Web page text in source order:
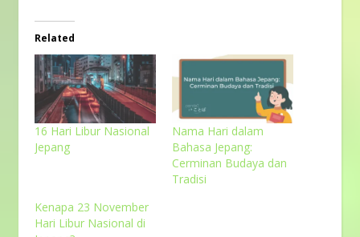
Related
16 Hari Libur Nasional
Jepang
Nama Hari dalam
Bahasa Jepang:
Cerminan Budaya dan
Tradisi
Kenapa 23 November
Hari Libur Nasional di